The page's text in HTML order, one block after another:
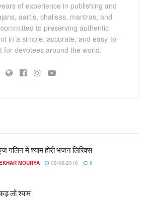
of experience in publishing and
aartis, chalisas, mantras, and
to preserving authentic
in a simple, accurate, and easy-to-
for devotees around the world.
में श्याम होरी भजन लिरिक्स
MOURYA 08/08/2018 0
लो श्याम